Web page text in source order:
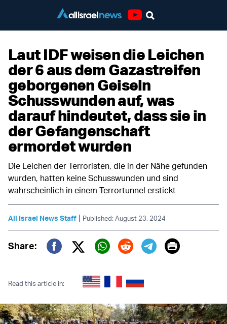
Laut IDF weisen die Leichen
der 6 aus dem Gazastreifen
geborgenen Geiseln
Schusswunden auf, was
darauf hindeutet, dass sie in
der Gefangenschaft
ermordet wurden
Die Leichen der Terroristen, die in der Nähe gefunden
wurden, hatten keine Schusswunden und sind
wahrscheinlich in einem Terrortunnel erstickt
All Israel News Staff | Published: August 23, 2024
Share:
Twitter (X)
Print
Read this article in: